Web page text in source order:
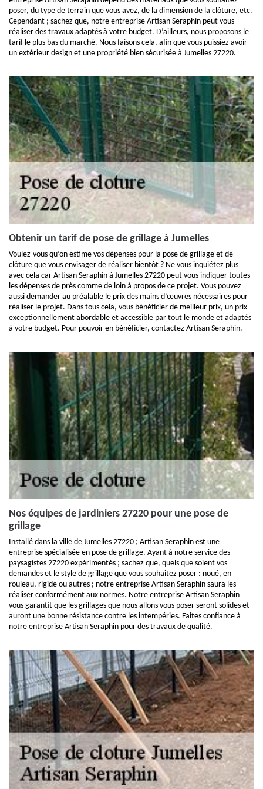
poser, du type de terrain que vous avez, de la dimension de la clôture, etc.
Cependant ; sachez que, notre entreprise Artisan Seraphin peut vous
réaliser des travaux adaptés à votre budget. D’ailleurs, nous proposons le
tarif le plus bas du marché. Nous faisons cela, afin que vous puissiez avoir
un extérieur design et une propriété bien sécurisée à Jumelles 27220.
Obtenir un tarif de pose de grillage à Jumelles
Voulez-vous qu’on estime vos dépenses pour la pose de grillage et de
clôture que vous envisager de réaliser bientôt ? Ne vous inquiétez plus
avec cela car Artisan Seraphin à Jumelles 27220 peut vous indiquer toutes
les dépenses de près comme de loin à propos de ce projet. Vous pouvez
aussi demander au préalable le prix des mains d’œuvres nécessaires pour
réaliser le projet. Dans tous cela, vous bénéficier de meilleur prix, un prix
exceptionnellement abordable et accessible par tout le monde et adaptés
à votre budget. Pour pouvoir en bénéficier, contactez Artisan Seraphin.
Nos équipes de jardiniers 27220 pour une pose de
grillage
Installé dans la ville de Jumelles 27220 ; Artisan Seraphin est une
entreprise spécialisée en pose de grillage. Ayant à notre service des
paysagistes 27220 expérimentés ; sachez que, quels que soient vos
demandes et le style de grillage que vous souhaitez poser : noué, en
rouleau, rigide ou autres ; notre entreprise Artisan Seraphin saura les
réaliser conformément aux normes. Notre entreprise Artisan Seraphin
vous garantit que les grillages que nous allons vous poser seront solides et
auront une bonne résistance contre les intempéries. Faites confiance à
notre entreprise Artisan Seraphin pour des travaux de qualité.